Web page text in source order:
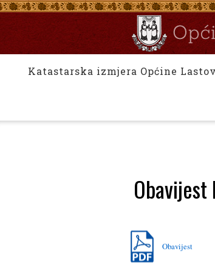
Katastarska izmjera Općine
Obavijest